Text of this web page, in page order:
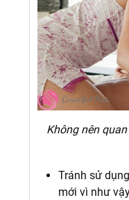
Không nên
Tránh sử
mới vì như